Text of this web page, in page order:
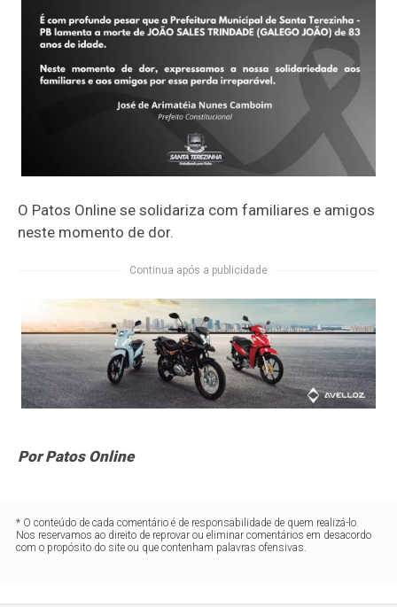
O Patos Online se solidariza com familiares e amigos
neste momento de dor.
Continua após a publicidade
Por Patos Online
* O conteúdo de cada comentário é de responsabilidade de quem realizá-lo.
Nos reservamos ao direito de reprovar ou eliminar comentários em desacordo
com o propósito do site ou que contenham palavras ofensivas.